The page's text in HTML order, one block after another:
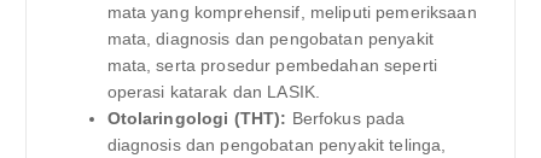
mata yang komprehensif, meliputi pemeriksaan
mata, diagnosis dan pengobatan penyakit
mata, serta prosedur pembedahan seperti
operasi katarak dan LASIK.
Otolaringologi (THT): Berfokus pada
diagnosis dan pengobatan penyakit telinga,